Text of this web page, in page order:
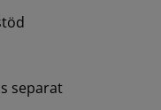
separat